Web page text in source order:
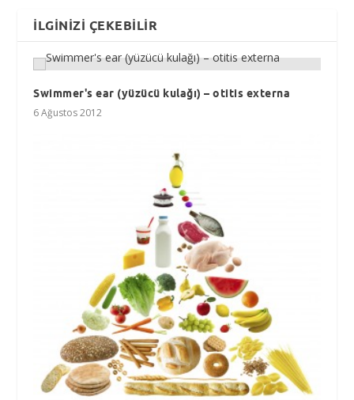
İLGINIZI ÇEKEBILIR
Swimmer's ear (yüzücü kulağı) – otitis externa
6 Ağustos 2012